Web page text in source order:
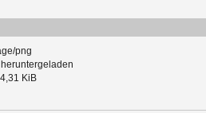
png
KiB